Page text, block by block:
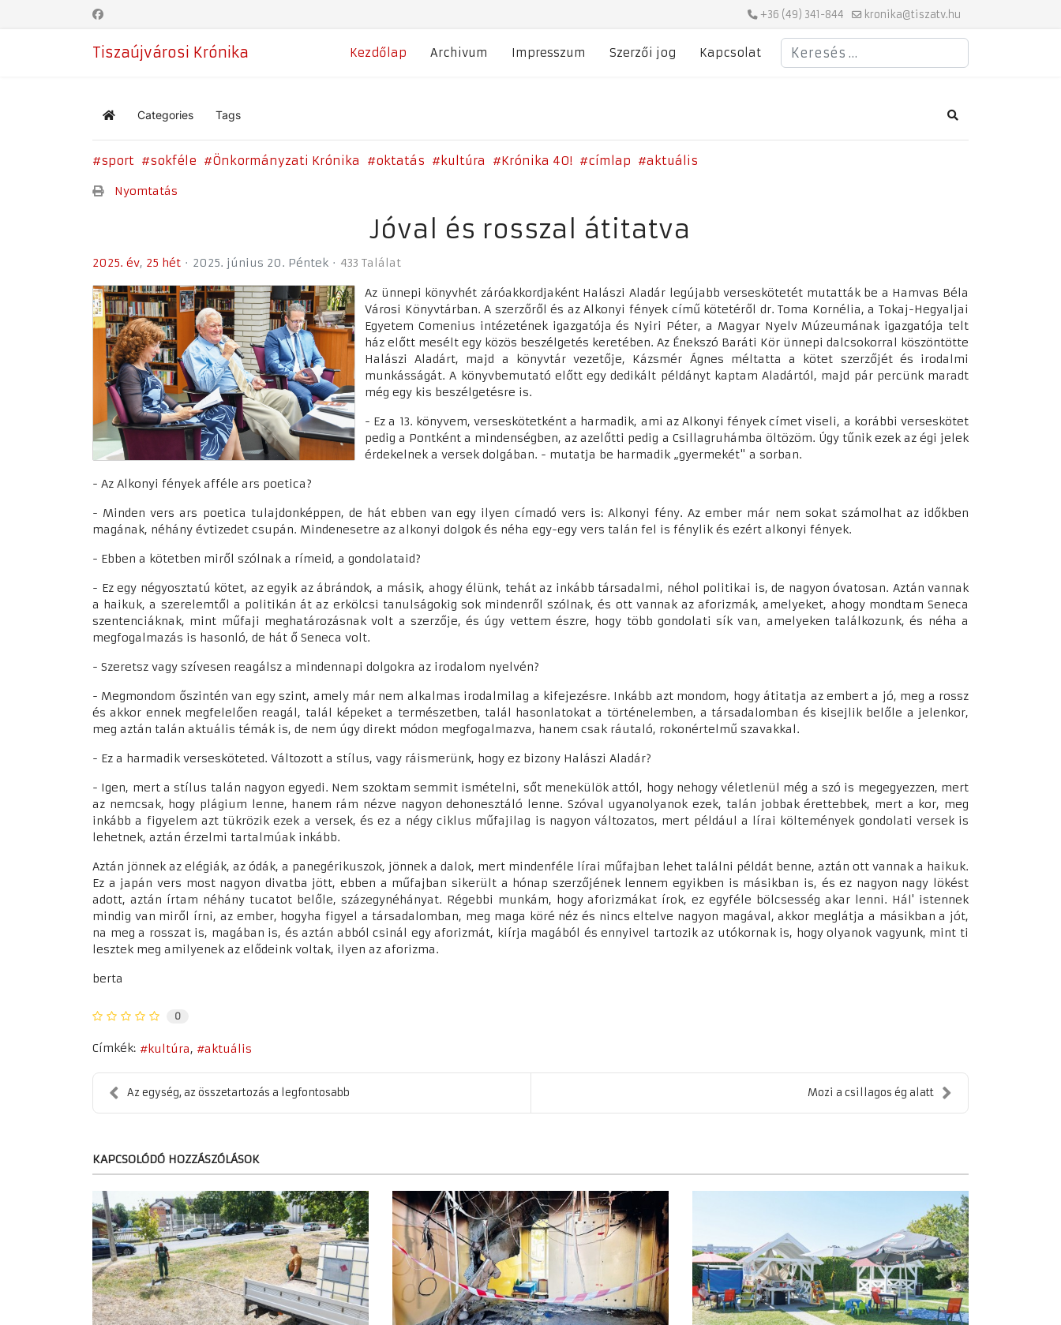
+36 (49) 341-844 kronika@tiszatv.hu
Tiszaújvárosi Krónika Kezdőlap Archivum Impresszum Szerzői jog Kapcsolat
Keresés
Home Categories Tags Search
sport sokféle Önkormányzati Krónika oktatás kultúra Krónika 40! címlap aktuális
Nyomtatás
Jóval és rosszal átitatva
2025. év 25 hét 2025. június 20. Péntek 433 Találat
Az ünnepi könyvhét záróakkordjaként Halászi Aladár legújabb verseskötetét mutatták be a Hamvas Béla
Városi Könyvtárban. A szerzőről és az Alkonyi fények című kötetéről dr. Toma Kornélia, a Tokaj-Hegyaljai
Egyetem Comenius intézetének igazgatója és Nyiri Péter, a Magyar Nyelv Múzeumának igazgatója telt
ház előtt mesélt egy közös beszélgetés keretében. Az Énekszó Baráti Kör ünnepi dalcsokorral köszöntötte
Halászi Aladárt, majd a könyvtár vezetője, Kázsmér Ágnes méltatta a kötet szerzőjét és irodalmi
munkásságát. A könyvbemutató előtt egy dedikált példányt kaptam Aladártól, majd pár percünk maradt
még egy kis beszélgetésre is.
- Ez a 13. könyvem, verseskötetként a harmadik, ami az Alkonyi fények címet viseli, a korábbi verseskötet
pedig a Pontként a mindenségben, az azelőtti pedig a Csillagruhámba öltözöm. Úgy tűnik ezek az égi jelek
érdekelnek a versek dolgában. - mutatja be harmadik „gyermekét" a sorban.
- Az Alkonyi fények afféle ars poetica?
- Minden vers ars poetica tulajdonképpen, de hát ebben van egy ilyen címadó vers is: Alkonyi fény. Az ember már nem sokat számolhat az időkben
magának, néhány évtizedet csupán. Mindenesetre az alkonyi dolgok és néha egy-egy vers talán fel is fénylik és ezért alkonyi fények.
- Ebben a kötetben miről szólnak a rímeid, a gondolataid?
- Ez egy négyosztatú kötet, az egyik az ábrándok, a másik, ahogy élünk, tehát az inkább társadalmi, néhol politikai is, de nagyon óvatosan. Aztán vannak
a haikuk, a szerelemtől a politikán át az erkölcsi tanulságokig sok mindenről szólnak, és ott vannak az aforizmák, amelyeket, ahogy mondtam Seneca
szentenciáknak, mint műfaji meghatározásnak volt a szerzője, és úgy vettem észre, hogy több gondolati sík van, amelyeken találkozunk, és néha a
megfogalmazás is hasonló, de hát ő Seneca volt.
- Szeretsz vagy szívesen reagálsz a mindennapi dolgokra az irodalom nyelvén?
- Megmondom őszintén van egy szint, amely már nem alkalmas irodalmilag a kifejezésre. Inkább azt mondom, hogy átitatja az embert a jó, meg a rossz
és akkor ennek megfelelően reagál, talál képeket a természetben, talál hasonlatokat a történelemben, a társadalomban és kisejlik belőle a jelenkor,
meg aztán talán aktuális témák is, de nem úgy direkt módon megfogalmazva, hanem csak ráutaló, rokonértelmű szavakkal.
- Ez a harmadik versesköteted. Változott a stílus, vagy ráismerünk, hogy ez bizony Halászi Aladár?
- Igen, mert a stílus talán nagyon egyedi. Nem szoktam semmit ismételni, sőt menekülök attól, hogy nehogy véletlenül még a szó is megegyezzen, mert
az nemcsak, hogy plágium lenne, hanem rám nézve nagyon dehonesztáló lenne. Szóval ugyanolyanok ezek, talán jobbak érettebbek, mert a kor, meg
inkább a figyelem azt tükrözik ezek a versek, és ez a négy ciklus műfajilag is nagyon változatos, mert például a lírai költemények gondolati versek is
lehetnek, aztán érzelmi tartalmúak inkább.
Aztán jönnek az elégiák, az ódák, a panegérikuszok, jönnek a dalok, mert mindenféle lírai műfajban lehet találni példát benne, aztán ott vannak a haikuk.
Ez a japán vers most nagyon divatba jött, ebben a műfajban sikerült a hónap szerzőjének lennem egyikben is másikban is, és ez nagyon nagy lökést
adott, aztán írtam néhány tucatot belőle, százegynéhányat. Régebbi munkám, hogy aforizmákat írok, ez egyféle bölcsesség akar lenni. Hál' istennek
mindig van miről írni, az ember, hogyha figyel a társadalomban, meg maga köré néz és nincs eltelve nagyon magával, akkor meglátja a másikban a jót,
na meg a rosszat is, magában is, és aztán abból csinál egy aforizmát, kiírja magából és ennyivel tartozik az utókornak is, hogy olyanok vagyunk, mint ti
lesztek meg amilyenek az elődeink voltak, ilyen az aforizma.
berta
0
Címkék: kultúra aktuális
Az egység, az összetartozás a legfontosabb Mozi a csillagos ég alatt
KAPCSOLÓDÓ HOZZÁSZÓLÁSOK